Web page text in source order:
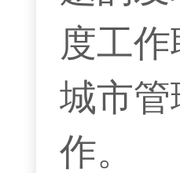
度工
城市
作。